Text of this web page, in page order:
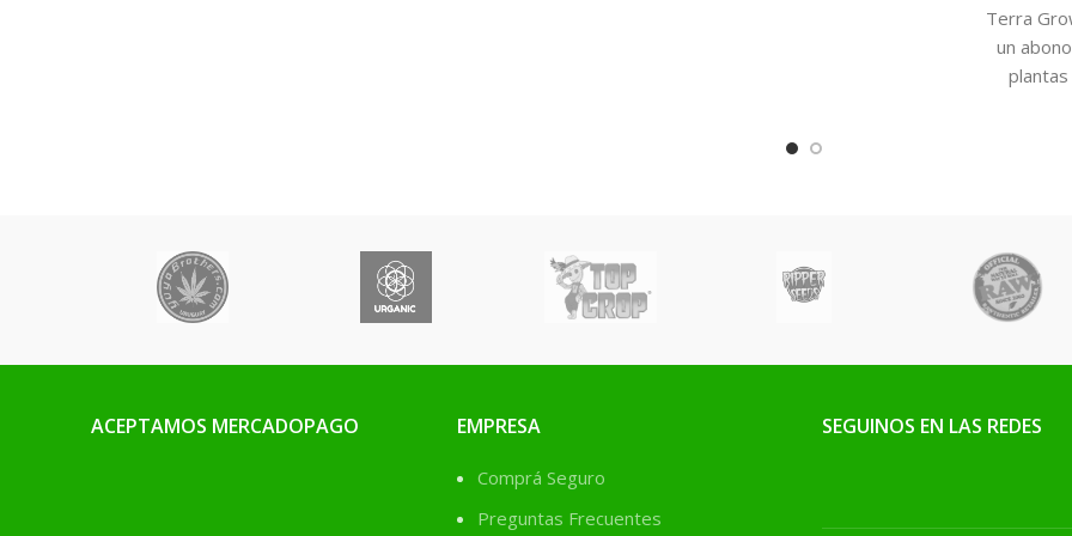
esteroides naturales.
Terra
un
ACEPTAMOS MERCADOPAGO EMPRESA
Comprá Seguro
Preguntas Frecuentes
SEGUINOS EN LAS REDES